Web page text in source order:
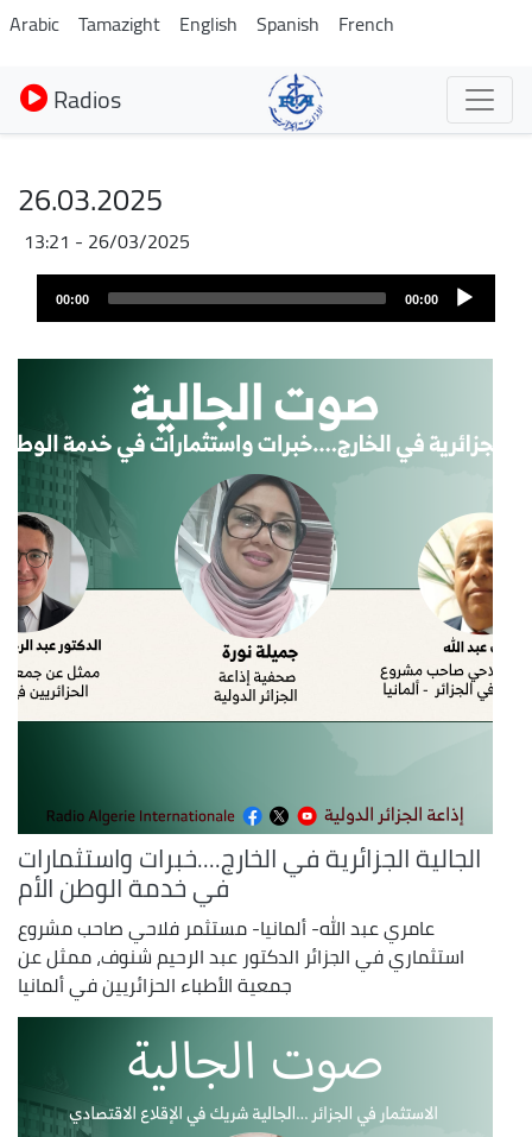
Aller
au
contenu
principal
Arabic Tamazight English Spanish French
Radios
26.03.2025
26/03/2025 - 13:21
Fichier
audio
00:00
00:00
الجالية الجزائرية في الخارج....خبرات واستثمارات
في خدمة الوطن الأم
عامري عبد الله- ألمانيا- مستثمر فلاحي صاحب مشروع
استثماري في الجزائر الدكتور عبد الرحيم شنوف، ممثل عن
جمعية الأطباء الحزائريين في ألمانيا